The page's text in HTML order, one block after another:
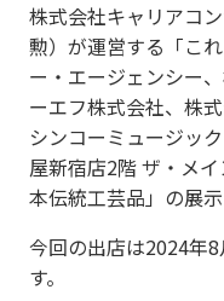
株式会社キャリアコ
勲）が運営する「こ
ー・エージェンシー
ーエフ株式会社、株
シンコーミュージッ
屋新宿店2階 ザ・メ
本伝統工芸品」の展
今回の出店は2024年
す。